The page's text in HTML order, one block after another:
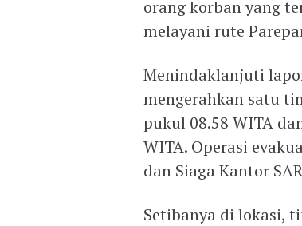
orang korban yang
melayani rute
Menindaklanjuti
mengerahkan satu
pukul 08.58 WITA
WITA. Operasi
dan Siaga Kantor
Setibanya di lokasi,